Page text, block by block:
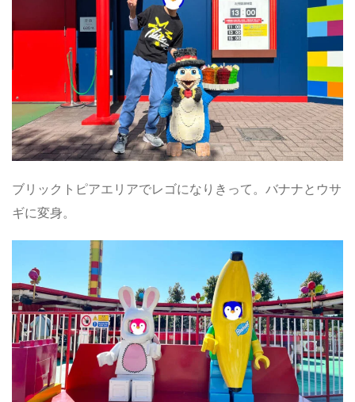
ブリックトピアエリアでレゴになりきって。バナナとウサ
ギに変身。